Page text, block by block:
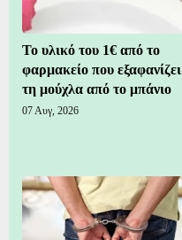
Το υλικό του 1€ από το
φαρμακείο που εξαφανίζει
τη μούχλα από το μπάνιο
07 Αυγ, 2026